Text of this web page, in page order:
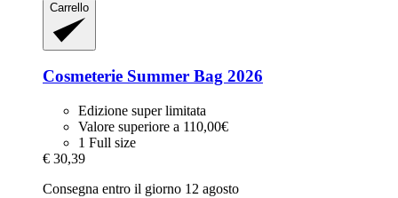
Carrello
Cosmeterie Summer Bag 2026
Edizione super limitata
Valore superiore a 110,00€
1 Full size
€ 30,39
Consegna entro il giorno 12 agosto